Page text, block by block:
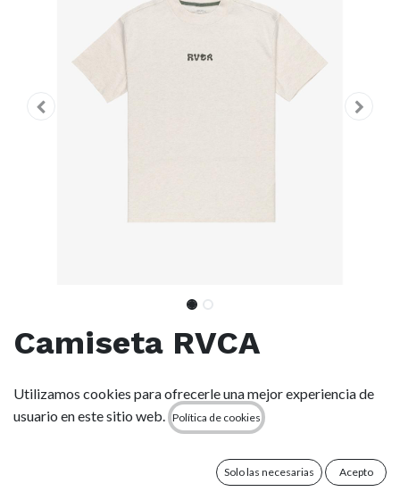
Camiseta RVCA
Decoshroom - Oatmeal
Heather
Utilizamos cookies para ofrecerle una mejor experiencia de
usuario en este sitio web.
Política de cookies
Solo las necesarias Acepto